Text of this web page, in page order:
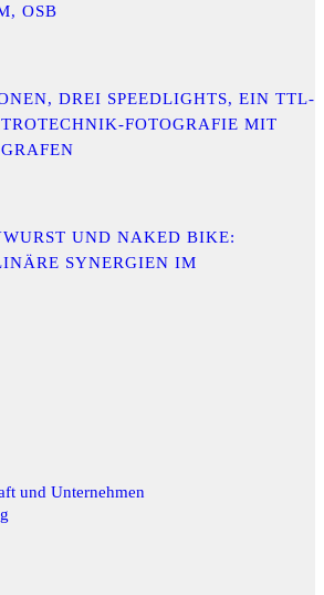
OSB
DREI SPEEDLIGHTS, EIN TTL-
FOTOGRAFIE MIT
UND NAKED BIKE:
SYNERGIEN IM
und Unternehmen